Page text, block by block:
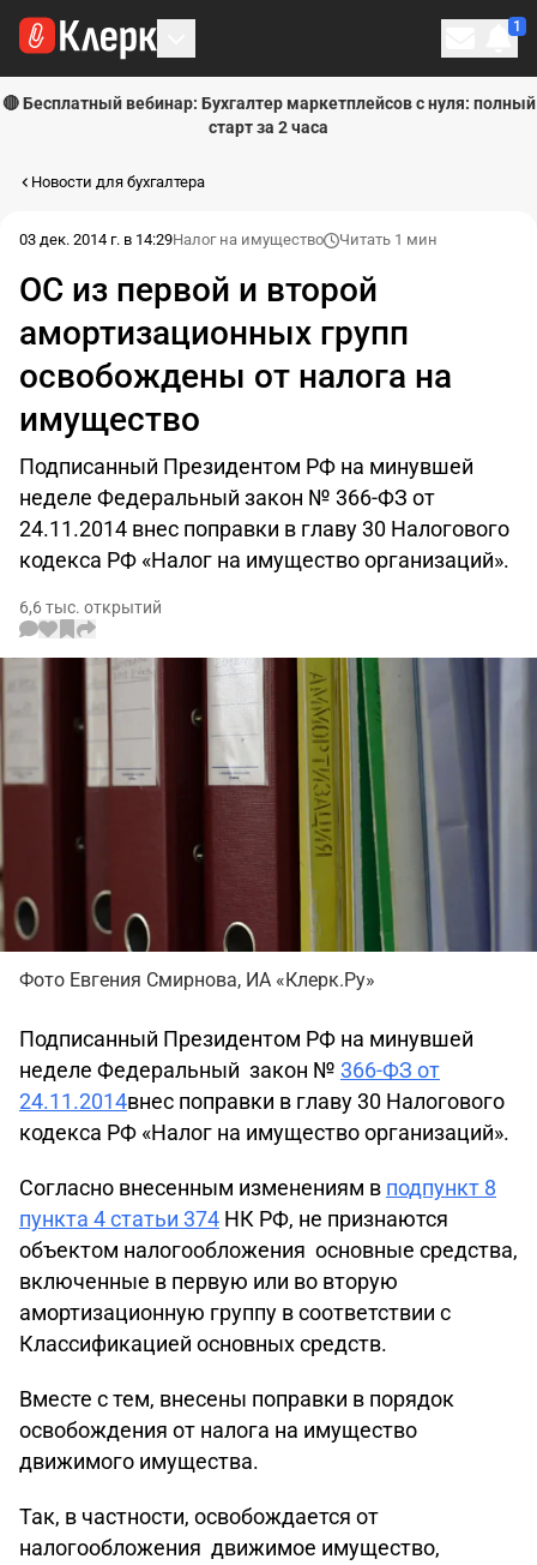
1
🔴 Бесплатный вебинар: Бухгалтер маркетплейсов с нуля: полный
старт за 2 часа
Новости для бухгалтера
03 дек. 2014 г. в 14:29Налог на имущество Читать 1 мин
ОС из первой и второй
амортизационных групп
освобождены от налога на
имущество
Подписанный Президентом РФ на минувшей
неделе Федеральный закон № 366-ФЗ от
24.11.2014 внес поправки в главу 30 Налогового
кодекса РФ «Налог на имущество организаций».
6,6 тыс. открытий
Фото Евгения Смирнова, ИА «Клерк.Ру»
Подписанный Президентом РФ на минувшей
неделе Федеральный закон № 366-ФЗ от
24.11.2014внес поправки в главу 30 Налогового
кодекса РФ «Налог на имущество организаций».
Согласно внесенным изменениям в подпункт 8
пункта 4 статьи 374 НК РФ, не признаются
объектом налогообложения основные средства,
включенные в первую или во вторую
амортизационную группу в соответствии с
Классификацией основных средств.
Вместе с тем, внесены поправки в порядок
освобождения от налога на имущество
движимого имущества.
Так, в частности, освобождается от
налогообложения движимое имущество,